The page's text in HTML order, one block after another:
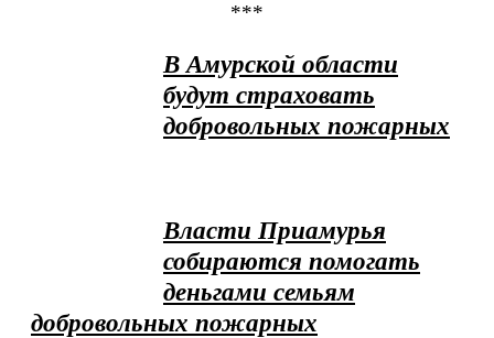
***
В Амурской области
будут страховать
добровольных пожарных
Власти Приамурья
собираются помогать
деньгами семьям
добровольных пожарных